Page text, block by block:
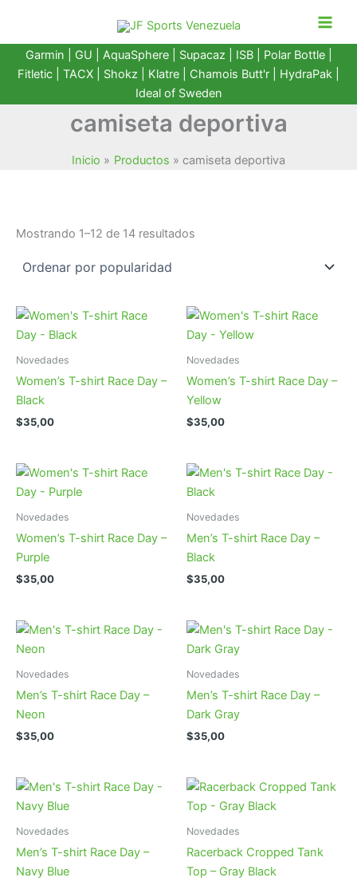
contenido
Garmin GU AquaSphere| Supacaz | ISB | Polar Bottle|
Fitletic
TACX Shokz Klatre Chamois Butt'r HydraPak
Ideal of Sweden
camiseta deportiva
Inicio Productos camiseta deportiva
Mostrando 1–12 de 14 resultados
Novedades
Women’s T-shirt Race Day –
Black
$35,00
Novedades
Women’s T-shirt Race Day –
Yellow
$35,00
Novedades
Women’s T-shirt Race Day –
Purple
$35,00
Novedades
Men’s T-shirt Race Day –
Black
$35,00
Novedades
Men’s T-shirt Race Day –
Neon
$35,00
Novedades
Men’s T-shirt Race Day –
Dark Gray
$35,00
Novedades
Men’s T-shirt Race Day –
Navy Blue
Novedades
Racerback Cropped Tank
Top – Gray Black